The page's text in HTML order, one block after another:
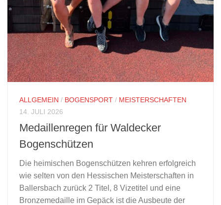
ALLGEMEIN / BOGENSPORT / MEISTERSCHAFTEN
14. JULI 2026
Medaillenregen für Waldecker
Bogenschützen
Die heimischen Bogenschützen kehren erfolgreich
wie selten von den Hessischen Meisterschaften in
Ballersbach zurück 2 Titel, 8 Vizetitel und eine
Bronzemedaille im Gepäck ist die Ausbeute der